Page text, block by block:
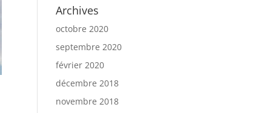
Archives
octobre 2020
septembre 2020
février 2020
décembre 2018
novembre 2018